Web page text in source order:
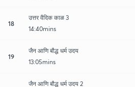
18
उत्तर वैदिक काळ 3
14:40mins
19
जैन आणि बौद्ध धर्म उदय
13:05mins
जैन आणि बौद्ध धर्म उदय 2